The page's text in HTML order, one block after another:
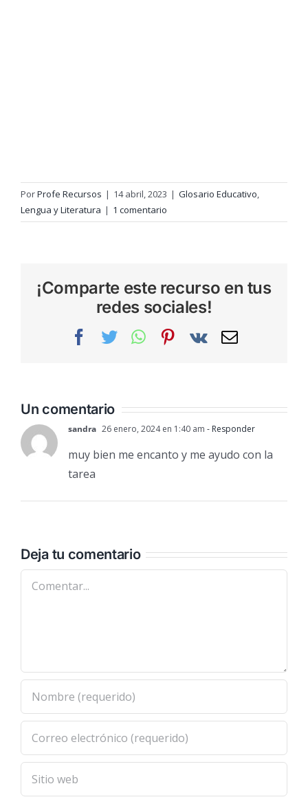
PorProfe Recursos | 14 abril, 2023 | Glosario Educativo,
Lengua y Literatura | 1 comentario
¡Comparte este recurso en tus
redes sociales!
Facebook
TwitterWhatsAppPinterest
Vk
Correo
Un comentario
sandra 26 enero, 2024 en 1:40 am - Responder
muy bien me encanto y me ayudo con la
tarea
Deja tu comentario
Comentar